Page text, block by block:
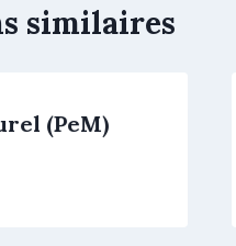
similaires
(PeM)